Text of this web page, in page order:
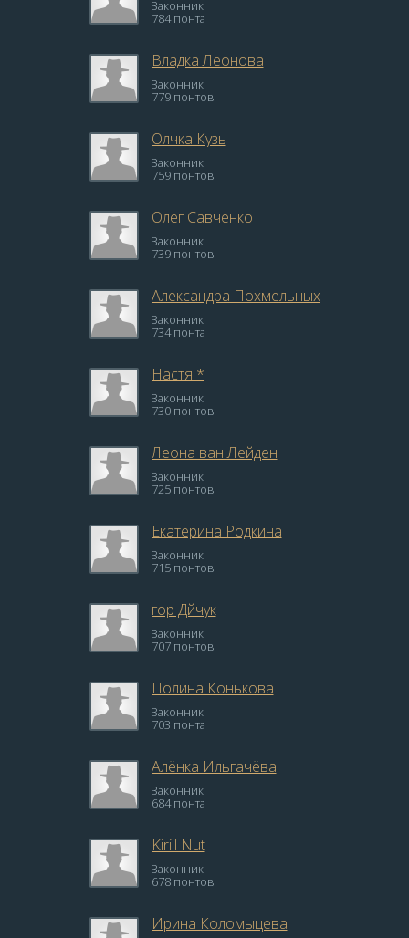
Законник
784 понта
Владка Леонова
Законник
779 понтов
Олчка Кузь
Законник
759 понтов
Олег Савченко
Законник
739 понтов
Александра Похмельных
Законник
734 понта
Настя *
Законник
730 понтов
Леона ван Лейден
Законник
725 понтов
Екатерина Родкина
Законник
715 понтов
гор Дйчук
Законник
707 понтов
Полина Конькова
Законник
703 понта
Алёнка Ильгачёва
Законник
684 понта
Kirill Nut
Законник
678 понтов
Ирина Коломыцева